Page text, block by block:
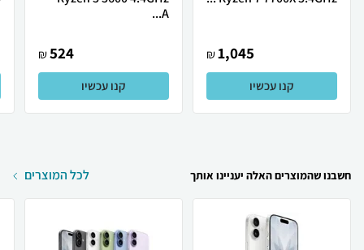
1,045
₪
קנו עכשיו
A...
524
₪
קנו עכשיו
חשבנו שהמוצרים האלה יעניינו אותך לכל המוצרים